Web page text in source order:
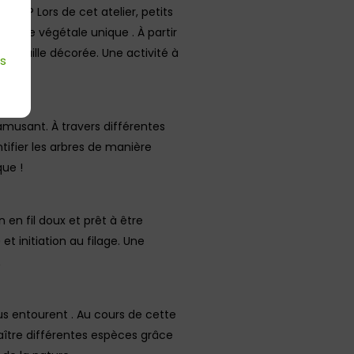
? Lors de cet atelier, petits
végétale unique . À partir
feuille décorée. Une activité à
À travers différentes
les arbres de manière
!
en fil doux et prêt à être
initiation au filage. Une
entourent . Au cours de cette
différentes espèces grâce